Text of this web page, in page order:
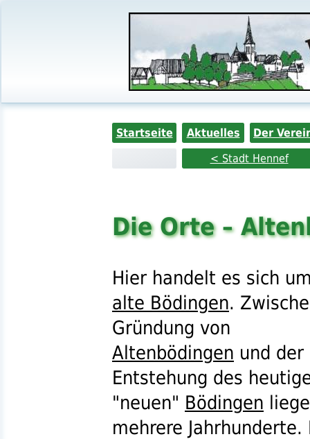
Startseite Aktuelles
Der
< Stadt Hennef
Die Orte –
Hier handelt es sich
alte Bödingen.
Gründung von
Altenbödingen und der
Entstehung des
"neuen" Bödingen
mehrere